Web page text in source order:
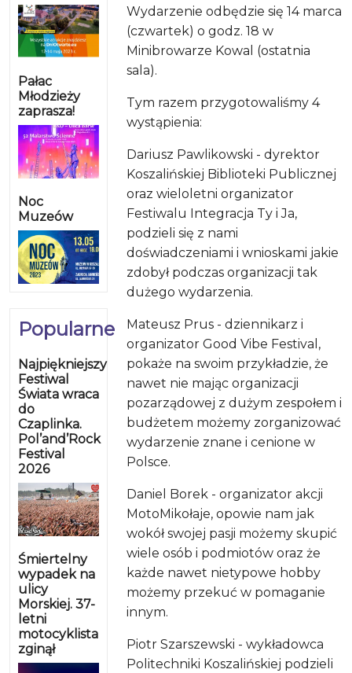
Pałac
Młodzieży
zaprasza!
Noc
Muzeów
Popularne
Najpiękniejszy
Festiwal
Świata wraca
do
Czaplinka.
Pol’and’Rock
Festival
2026
Śmiertelny
wypadek na
ulicy
Morskiej. 37-
letni
motocyklista
zginął
Wydarzenie odbędzie się 14 marca
(czwartek) o godz. 18 w
Minibrowarze Kowal (ostatnia
sala).
Tym razem przygotowaliśmy 4
wystąpienia:
Dariusz Pawlikowski - dyrektor
Koszalińskiej Biblioteki Publicznej
oraz wieloletni organizator
Festiwalu Integracja Ty i Ja,
podzieli się z nami
doświadczeniami i wnioskami jakie
zdobył podczas organizacji tak
dużego wydarzenia.
Mateusz Prus - dziennikarz i
organizator Good Vibe Festival,
pokaże na swoim przykładzie, że
nawet nie mając organizacji
pozarządowej z dużym zespołem i
budżetem możemy zorganizować
wydarzenie znane i cenione w
Polsce.
Daniel Borek - organizator akcji
MotoMikołaje, opowie nam jak
wokół swojej pasji możemy skupić
wiele osób i podmiotów oraz że
każde nawet nietypowe hobby
możemy przekuć w pomaganie
innym.
Piotr Szarszewski - wykładowca
Politechniki Koszalińskiej podzieli